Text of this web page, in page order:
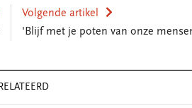
Volgende artikel
'Blijf met je poten van onze